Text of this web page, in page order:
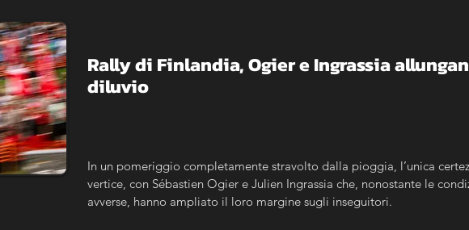
Rally di Finlandia, Ogier e Ingrassia
diluvio
In un pomeriggio completamente stravolto dalla pioggia, l’unica
vertice, con Sébastien Ogier e Julien Ingrassia che, nonostante le
avverse, hanno ampliato il loro margine sugli inseguitori.